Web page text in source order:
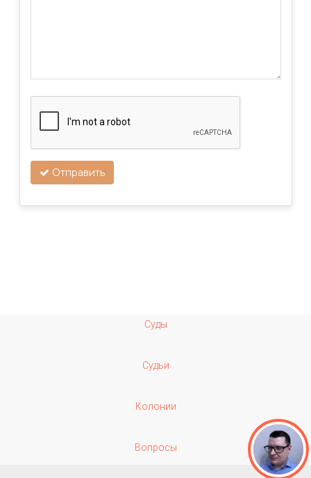
Отправить
Суды
Судьи
Колонии
Вопросы